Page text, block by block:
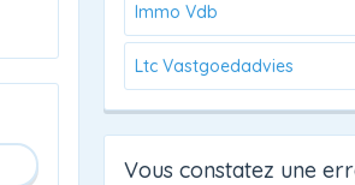
Immo Vdb
Ltc Vastgoedadvies
Vous constatez une